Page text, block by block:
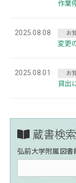
作業
2025.08.08 お
変更
2025.08.01 お
貸出
蔵書検索
弘前大学附属図書